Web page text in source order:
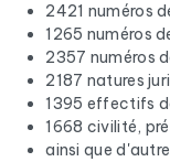
2421 numéros
1265 numéros
2357 numéros
2187 natures
1395 effectifs
1668 civilité,
ainsi que